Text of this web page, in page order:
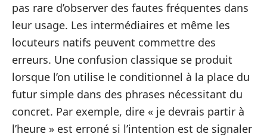
pas rare d’observer des fautes fréquentes dans
leur usage. Les intermédiaires et même les
locuteurs natifs peuvent commettre des
erreurs. Une confusion classique se produit
lorsque l’on utilise le conditionnel à la place du
futur simple dans des phrases nécessitant du
concret. Par exemple, dire « je devrais partir à
l’heure » est erroné si l’intention est de signaler